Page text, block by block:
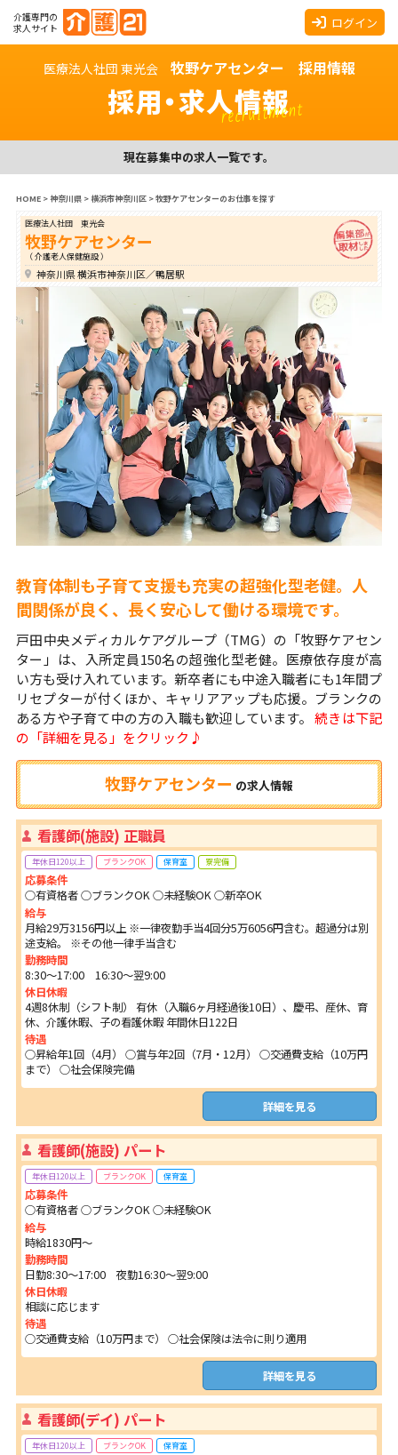
介護専門の
求人サイト
ログイン
医療法人社団 東光会 牧野ケアセンター 採用情報
採用・求人情報
recruitment
現在募集中の求人一覧です。
HOME>神奈川県> 横浜市神奈川区>牧野ケアセンターのお仕事を探す
医療法人社団 東光会
牧野ケアセンター
（ 介護老人保健施設 ）
神奈川県 横浜市神奈川区／鴨居駅
教育体制も子育て支援も充実の超強化型老健。人
間関係が良く、長く安心して働ける環境です。
戸田中央メディカルケアグループ（TMG）の「牧野ケアセン
ター」は、入所定員150名の超強化型老健。医療依存度が高
い方も受け入れています。新卒者にも中途入職者にも1年間プ
リセプターが付くほか、キャリアアップも応援。ブランクの
ある方や子育て中の方の入職も歓迎しています。続きは下記
の「詳細を見る」をクリック♪
牧野ケアセンター の求人情報
看護師(施設) 正職員
年休日120以上 ブランクOK 保育室 寮完備
応募条件
○有資格者 ○ブランクOK ○未経験OK ○新卒OK
給与
月給29万3156円以上 ※一律夜勤手当4回分5万6056円含む。超過分は別
途支給。 ※その他一律手当含む
勤務時間
8:30～17:00 16:30～翌9:00
休日休暇
4週8休制（シフト制） 有休（入職6ヶ月経過後10日）、慶弔、産休、育
休、介護休暇、子の看護休暇 年間休日122日
待遇
○昇給年1回（4月） ○賞与年2回（7月・12月） ○交通費支給（10万円
まで） ○社会保険完備
詳細を見る
看護師(施設) パート
年休日120以上 ブランクOK 保育室
応募条件
○有資格者 ○ブランクOK ○未経験OK
給与
時給1830円～
勤務時間
日勤8:30～17:00 夜勤16:30～翌9:00
休日休暇
相談に応じます
待遇
○交通費支給（10万円まで） ○社会保険は法令に則り適用
詳細を見る
看護師(デイ) パート
年休日120以上 ブランクOK 保育室